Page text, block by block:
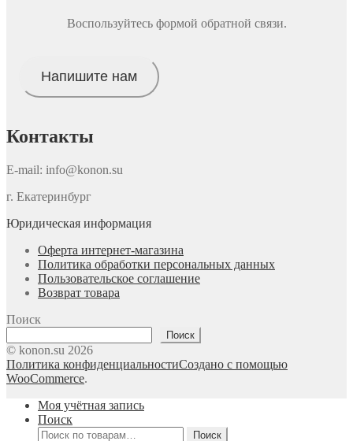
Воспользуйтесь формой обратной связи.
Напишите нам
Контакты
E-mail: info@konon.su
г. Екатеринбург
Юридическая информация
Оферта интернет-магазина
Политика обработки персональных данных
Пользовательское соглашение
Возврат товара
Поиск
Поиск
© konon.su 2026
Политика конфиденциальностиСоздано с помощью
WooCommerce.
Моя учётная запись
Поиск
Искать:
Поиск